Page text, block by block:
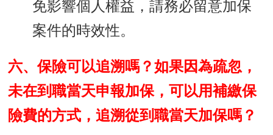
免影響個人權益，請務必留意加保
案件的時效性。
六、保險可以追溯嗎？如果因為疏忽，
未在到職當天申報加保，可以用補繳保
險費的方式，追溯從到職當天加保嗎？